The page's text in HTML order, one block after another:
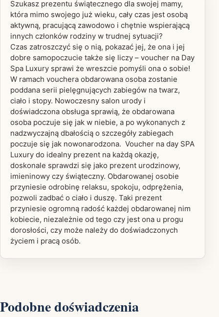
Szukasz prezentu świątecznego dla swojej mamy,
która mimo swojego już wieku, cały czas jest osobą
aktywną, pracującą zawodowo i chętnie wspierającą
innych członków rodziny w trudnej sytuacji?
Czas zatroszczyć się o nią, pokazać jej, że ona i jej
dobre samopoczucie także się liczy – voucher na Day
Spa Luxury sprawi że wreszcie pomyśli ona o sobie!
W ramach vouchera obdarowana osoba zostanie
poddana serii pielęgnujących zabiegów na twarz,
ciało i stopy. Nowoczesny salon urody i
doświadczona obsługa sprawią, że obdarowana
osoba poczuje się jak w niebie, a po wykonanych z
nadzwyczajną dbałością o szczegóły zabiegach
poczuje się jak nowonarodzona. Voucher na day SPA
Luxury do idealny prezent na każdą okazję,
doskonale sprawdzi się jako prezent urodzinowy,
imieninowy czy świąteczny. Obdarowanej osobie
przyniesie odrobinę relaksu, spokoju, odprężenia,
pozwoli zadbać o ciało i duszę. Taki prezent
przyniesie ogromną radość każdej obdarowanej nim
kobiecie, niezależnie od tego czy jest ona u progu
dorosłości, czy może należy do doświadczonych
życiem i pracą osób.
Podobne doświadczenia